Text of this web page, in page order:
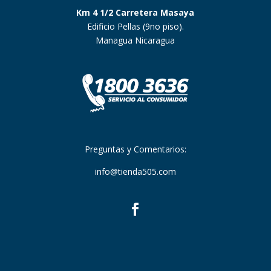
Km 4 1/2 Carretera Masaya
Edificio Pellas (9no piso).
Managua Nicaragua
Preguntas y Comentarios:
info@tienda505.com